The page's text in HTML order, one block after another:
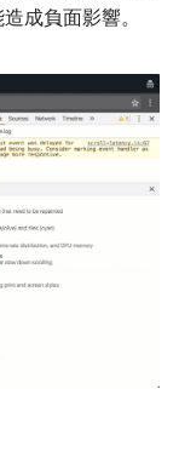
成負面影響。